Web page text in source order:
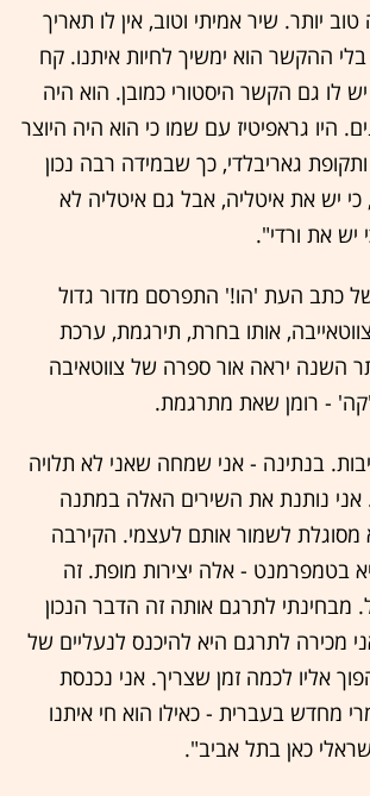
יותר. שיר אמיתי וטוב, אין לו תאריך
ההקשר הוא ימשיך לחיות איתנו. קח
לו גם הקשר היסטורי כמובן. הוא היה
היו גראפיטיז עם שמו כי הוא היה היוצר
גאריבלדי, כך שבמידה רבה נכון
כי יש את איטליה, אבל גם איטליה לא
את ורדי".
של כתב העת 'הו!' התפרסם מדור גדול
אותו בחרת, תירגמת, ערכת
השנה יראה אור ספרה של צווטאיבה
- רומן שאת מתרגמת.
בנתינה - אני שמחה שאני לא תלויה
אני נותנת את השירים האלה במתנה
מסוגלת לשמור אותם לעצמי. הקירבה
בטמפרמנט - אלה יצירות מופת. זה
מבחינתי לתרגם אותה זה הדבר הנכון
מכירה לתרגם היא להיכנס לנעליים של
אליו לכמה זמן שצריך. אני נכנסת
מחדש בעברית - כאילו הוא חי איתנו
כאן בתל אביב".